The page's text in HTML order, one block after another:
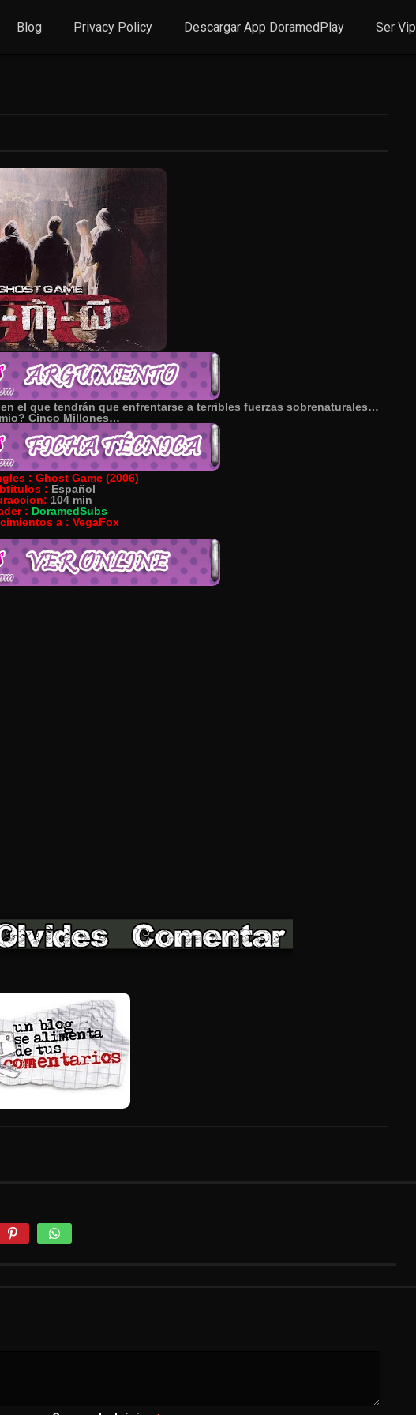
Blog Privacy Policy Descargar App DoramedPlay Ser Vip
el que tendrán que enfrentarse a terribles fuerzas sobrenaturales…
Cinco Millones…
: Ghost Game (2006)
: Español
104 min
: DoramedSubs
a : VegaFox